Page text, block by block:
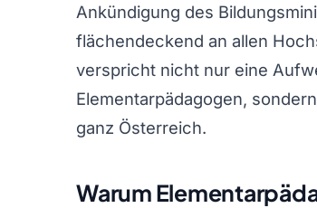
Ankündigung des
flächendeckend an allen
verspricht nicht nur eine
Elementarpädagogen,
ganz Österreich.
Warum